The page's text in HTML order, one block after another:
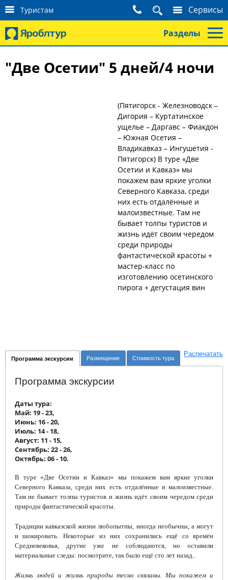
Туристам
К
о
а
т
р
и
с
т
а
м
Сервисы
Разделы
"Две Осетии" 5 дней/4 ночи
(Пятигорск - Железноводск –
Дигория – Куртатинское
ущелье – Даргавс – Фиакдон
– Южная Осетия –
Владикавказ – Ингушетия -
Пятигорск) В туре «Две
Осетии и Кавказ» мы
покажем вам яркие уголки
Северного Кавказа, среди
них есть отдалённые и
малоизвестные. Там не
бывает толпы туристов и
жизнь идёт своим чередом
среди природы
фантастической красоты +
мастер-класс по
изготовлению осетинского
пирога + дегустация вин
Программа экскурсии Размещение Стоимость тура
Программа экскурсии
Даты тура:
Май: 19 - 23,
Июнь: 16 - 20,
Июль: 14 - 18,
Август: 11 - 15,
Сентябрь: 22 - 26,
Октябрь: 06 - 10.
В туре «Две Осетии и Кавказ» мы покажем вам яркие уголки
Северного Кавказа, среди них есть отдалённые и малоизвестные.
Там не бывает толпы туристов и жизнь идёт своим чередом среди
природы фантастической красоты.
Традиции кавказской жизни любопытны, иногда необычны, а могут
и шокировать. Некоторые из них сохранились ещё со времён
Средневековья, другие уже не соблюдаются, но оставили
материальные следы: посмотрите, так было ещё сто лет назад..
Жизнь людей и жизнь природы тесно связаны. Мы покажем и
Распечатать